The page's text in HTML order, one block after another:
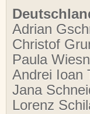
Adrian
Christof
Paula
Andrei Ioan
Jana
Lorenz